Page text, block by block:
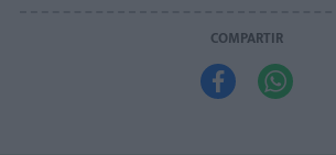
COMPARTIR
 